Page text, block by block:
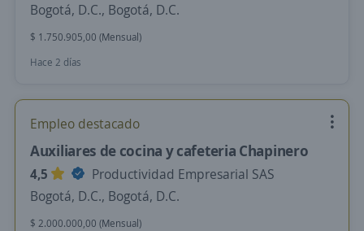
Bogotá, D.C., Bogotá, D.C.
$ 1.750.905,00 (Mensual)
Hace 2 días
Empleo destacado
Auxiliares de cocina y cafeteria Chapinero
4,5
Productividad Empresarial SAS
Bogotá, D.C., Bogotá, D.C.
$ 2.000.000,00 (Mensual)